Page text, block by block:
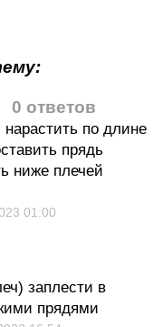
0 ответов
по длине
прядь
ниже плечей
01:00
заплести в
прядями